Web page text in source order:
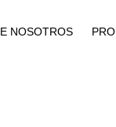
NOSOTROS